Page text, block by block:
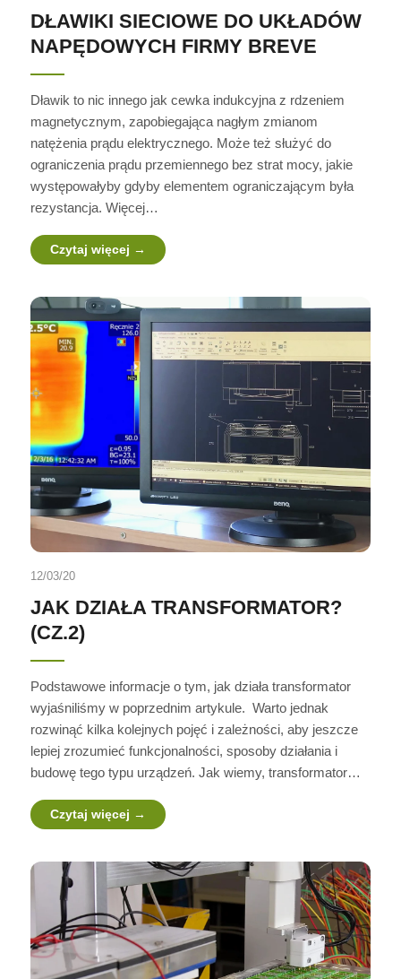
DŁAWIKI SIECIOWE DO UKŁADÓW
NAPĘDOWYCH FIRMY BREVE
Dławik to nic innego jak cewka indukcyjna z rdzeniem
magnetycznym, zapobiegająca nagłym zmianom
natężenia prądu elektrycznego. Może też służyć do
ograniczenia prądu przemiennego bez strat mocy, jakie
występowałyby gdyby elementem ograniczającym była
rezystancja. Więcej…
Czytaj więcej
12/03/20
JAK DZIAŁA TRANSFORMATOR?
(CZ.2)
Podstawowe informacje o tym, jak działa transformator
wyjaśniliśmy w poprzednim artykule. Warto jednak
rozwinąć kilka kolejnych pojęć i zależności, aby jeszcze
lepiej zrozumieć funkcjonalności, sposoby działania i
budowę tego typu urządzeń. Jak wiemy, transformator…
Czytaj więcej